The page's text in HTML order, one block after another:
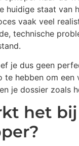
huidige staat van
vaak veel
technische
je dus geen
te hebben om een
je dossier zoals
het bij